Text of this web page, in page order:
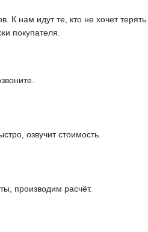
К нам идут те, кто не хочет терять
покупателя.
озвучит стоимость.
производим расчёт.